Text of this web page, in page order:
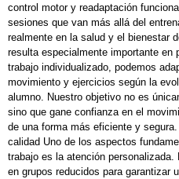
control motor y readaptación
sesiones que van más allá del
realmente en la salud y el bienestar
resulta especialmente importante en
trabajo individualizado, podemos
movimiento y ejercicios según la
alumno. Nuestro objetivo no es
sino que gane confianza en el
de una forma más eficiente y
calidad Uno de los aspectos
trabajo es la atención
en grupos reducidos para garantizar